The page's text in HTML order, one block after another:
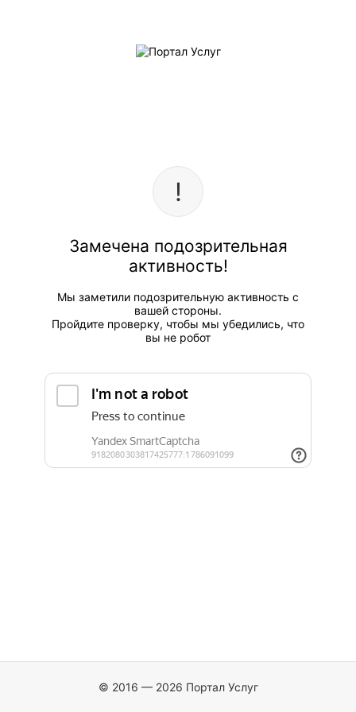
Замечена подозрительная
активность!
Мы заметили подозрительную активность с
вашей стороны.
Пройдите проверку, чтобы мы убедились, что
вы не робот
© 2016 — 2026 Портал Услуг